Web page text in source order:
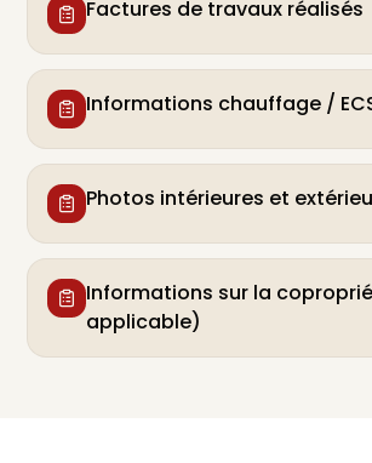
Factures de travaux réalisés
Informations chauffage /
Photos intérieures et
Informations sur la
applicable)